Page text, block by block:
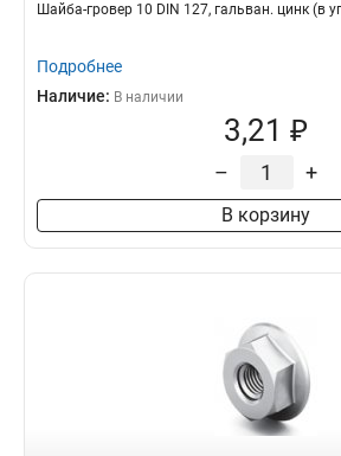
Шайба-гровер 10 DIN 127, гальван. цинк (в
Подробнее
Наличие: В наличии
3,21 ₽
– +
В корзину